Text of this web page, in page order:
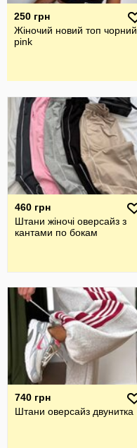
250 грн
Жіночий новий топ чорний
pink
460 грн
Штани жіночі оверсайз з
кантами по бокам
740 грн
Штани оверсайз двунитка